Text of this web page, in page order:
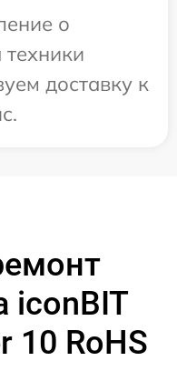
о
доставку к
iconBIT
10 RoHS